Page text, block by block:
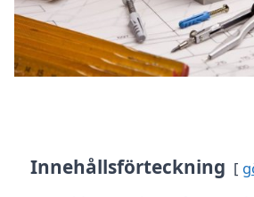
Innehållsförteckning